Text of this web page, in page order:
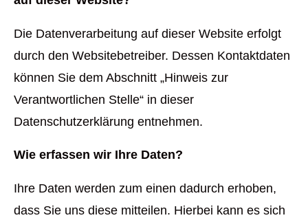
Die Datenverarbeitung auf dieser Website erfolgt
durch den Websitebetreiber. Dessen Kontaktdaten
können Sie dem Abschnitt „Hinweis zur
Verantwortlichen Stelle“ in dieser
Datenschutzerklärung entnehmen.
Wie erfassen wir Ihre Daten?
Ihre Daten werden zum einen dadurch erhoben,
dass Sie uns diese mitteilen. Hierbei kann es sich